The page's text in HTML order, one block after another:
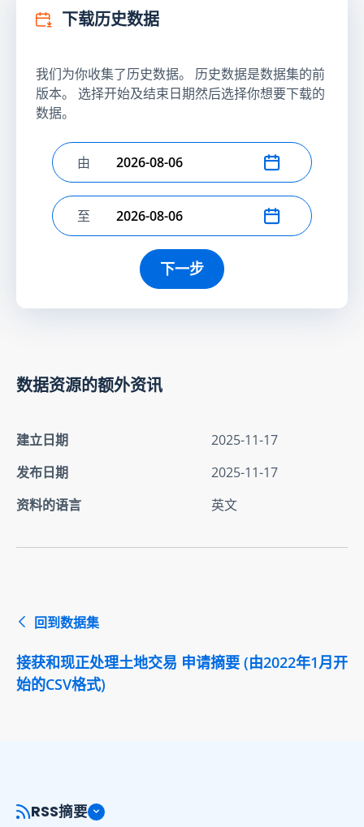
下载历史数据
我们为你收集了历史数据。 历史数据是数据集的前
版本。 选择开始及结束日期然后选择你想要下载的
数据。
选择开始日期
由
选择结束日期
至
下一步
数据资源的额外资讯
建立日期
2025-11-17
发布日期
2025-11-17
资料的语言
英文
回到数据集
接获和现正处理土地交易 申请摘要 (由2022年1月开
始的CSV格式)
RSS摘要